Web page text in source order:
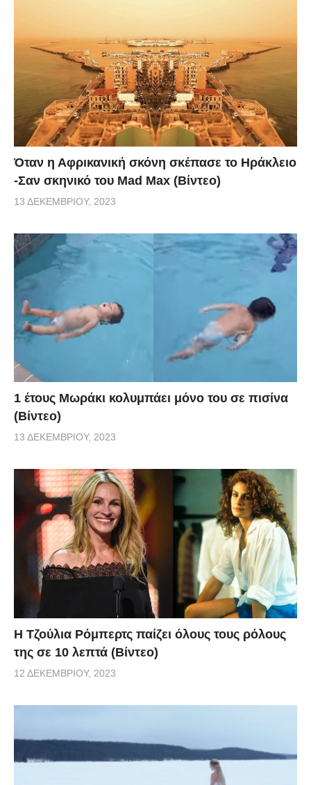
Όταν η Αφρικανική σκόνη σκέπασε το Ηράκλειο
-Σαν σκηνικό του Mad Max (Βίντεο)
13 ΔΕΚΕΜΒΡΊΟΥ, 2023
1 έτους Μωράκι κολυμπάει μόνο του σε πισίνα
(Βίντεο)
13 ΔΕΚΕΜΒΡΊΟΥ, 2023
Η Τζούλια Ρόμπερτς παίζει όλους τους ρόλους
της σε 10 λεπτά (Βίντεο)
12 ΔΕΚΕΜΒΡΊΟΥ, 2023